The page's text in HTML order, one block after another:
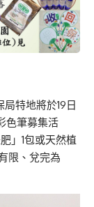
特地將於19日
色筆募集活
」1包或天然植
限、兌完為